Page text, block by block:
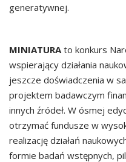
generatywnej.
MINIATURA to konkurs
wspierający działania
jeszcze doświadczenia w
projektem badawczym
innych źródeł. W ósmej
otrzymać fundusze w
realizację działań
formie badań wstępnych,